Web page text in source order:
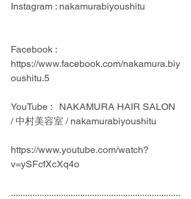
Instagram : nakamurabiyoushitu
Facebook :
https://www.facebook.com/nakamura.biy
oushitu.5
YouTube :   NAKAMURA HAIR SALON
/ 中村美容室 / nakamurabiyoushitu
https://www.youtube.com/watch?
v=ySFcfXcXq4o
.......................................................................